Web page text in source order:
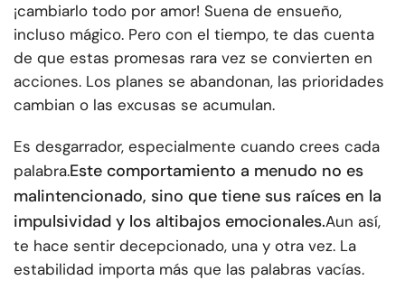
¡cambiarlo todo por amor! Suena de ensueño,
incluso mágico. Pero con el tiempo, te das cuenta
de que estas promesas rara vez se convierten en
acciones. Los planes se abandonan, las prioridades
cambian o las excusas se acumulan.
Es desgarrador, especialmente cuando crees cada
palabra.Este comportamiento a menudo no es
malintencionado, sino que tiene sus raíces en la
impulsividad y los altibajos emocionales.Aun así,
te hace sentir decepcionado, una y otra vez. La
estabilidad importa más que las palabras vacías.